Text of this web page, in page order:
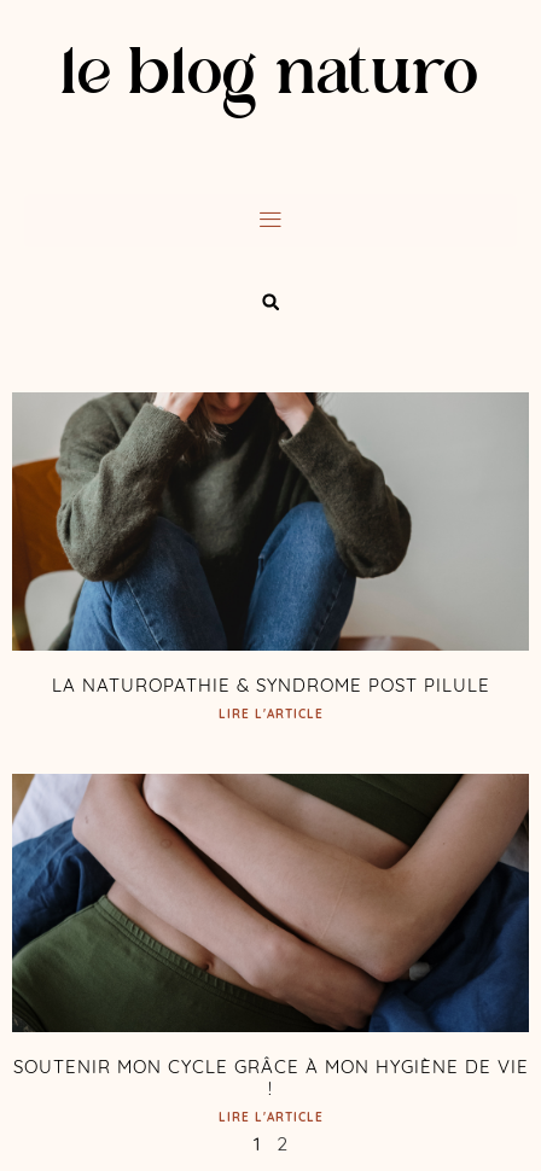
le blog naturo
LA NATUROPATHIE & SYNDROME POST PILULE
LIRE L'ARTICLE
SOUTENIR MON CYCLE GRÂCE À MON HYGIÈNE DE VIE
!
LIRE L'ARTICLE
1 2